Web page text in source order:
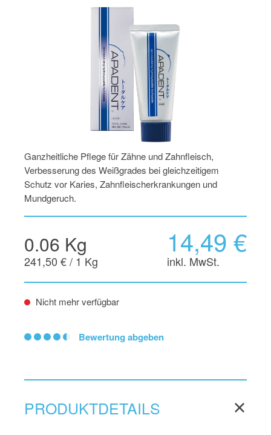
Ganzheitliche Pflege für Zähne und Zahnfleisch,
Verbesserung des Weißgrades bei gleichzeitigem
Schutz vor Karies, Zahnfleischerkrankungen und
Mundgeruch.
0.06 Kg
241,50 € / 1 Kg
14,49 €
inkl. MwSt.
Nicht mehr verfügbar
Bewertung abgeben
PRODUKTDETAILS